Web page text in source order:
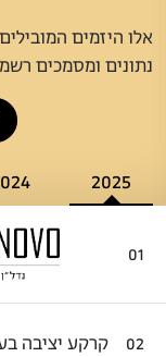
נתונים ומסמכים
2025
01
02 קרקע יציבה